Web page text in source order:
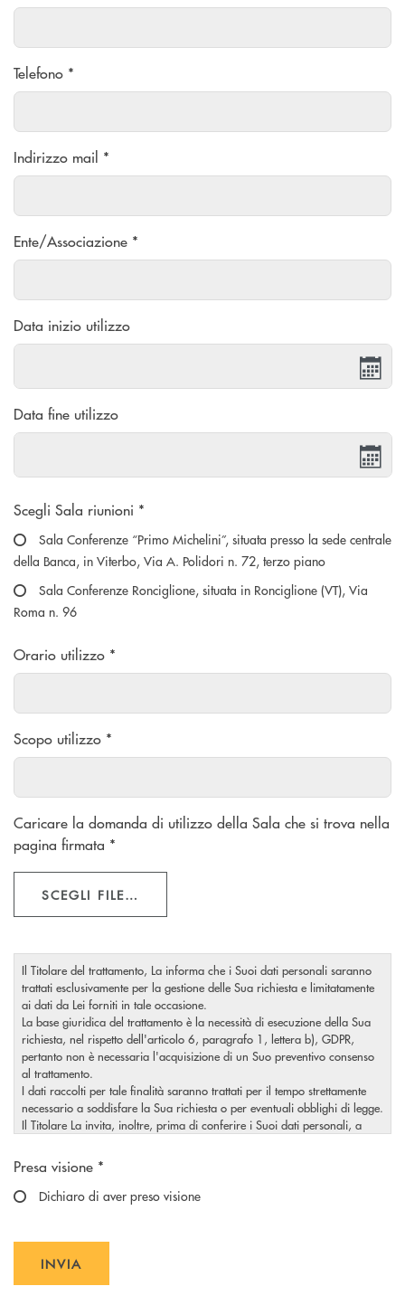
Telefono *
Indirizzo mail *
Ente/Associazione *
Data inizio utilizzo
Data fine utilizzo
Scegliere un'opzione
Scegli Sala riunioni *
della Banca, in Viterbo, Via A. Polidori n. 72, terzo piano
Roma n. 96
Orario utilizzo *
Scopo utilizzo *
Caricare la domanda di utilizzo della Sala che si trova nella
pagina firmata *
SCEGLI FILE…
Il Titolare del trattamento, La informa che i Suoi dati personali saranno
trattati esclusivamente per la gestione delle Sua richiesta e limitatamente
ai dati da Lei forniti in tale occasione.
La base giuridica del trattamento è la necessità di esecuzione della Sua
richiesta, nel rispetto dell'articolo 6, paragrafo 1, lettera b), GDPR,
pertanto non è necessaria l'acquisizione di un Suo preventivo consenso
al trattamento.
I dati raccolti per tale finalità saranno trattati per il tempo strettamente
necessario a soddisfare la Sua richiesta o per eventuali obblighi di legge.
Il Titolare La invita, inoltre, prima di conferire i Suoi dati personali, a
personali
, rilasciata nel rispetto dell'articolo 13 Regolamento (UE)
2016/679.
Scegliere un'opzione
Presa visione *
Dichiaro di aver preso visione
INVIA